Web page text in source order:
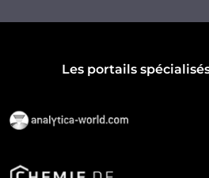
Les portails